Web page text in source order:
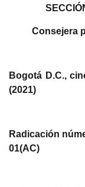
Consejera
Bogotá D.C.,
(2021)
Radicación
01(AC)